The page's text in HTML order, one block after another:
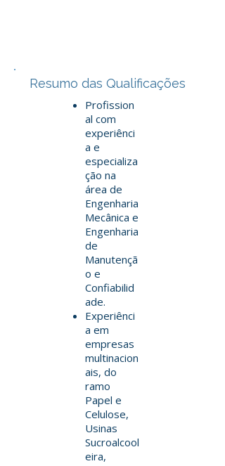
Resumo das Qualificações
Profission
al com
experiênci
a e
especializa
ção na
área de
Engenharia
Mecânica e
Engenharia
de
Manutençã
o e
Confiabilid
ade.
Experiênci
a em
empresas
multinacion
ais, do
ramo
Papel e
Celulose,
Usinas
Sucroalcool
eira,